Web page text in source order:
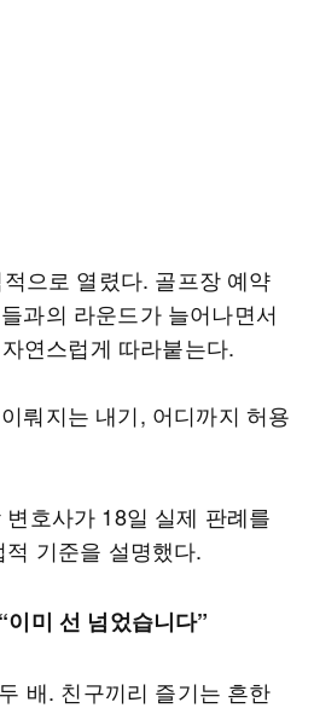
으로 열렸다. 골프장 예약
과의 라운드가 늘어나면서
연스럽게 따라붙는다.
뤄지는 내기, 어디까지 허용
호사가 18일 실제 판례를
기준을 설명했다.
미 선 넘었습니다”
배. 친구끼리 즐기는 흔한